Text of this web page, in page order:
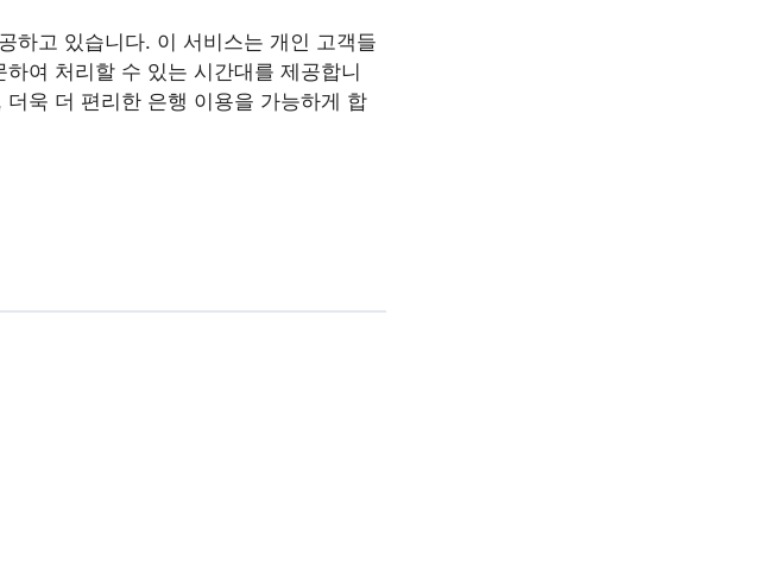
하고 있습니다. 이 서비스는 개인 고객들
여 처리할 수 있는 시간대를 제공합니
욱 더 편리한 은행 이용을 가능하게 합